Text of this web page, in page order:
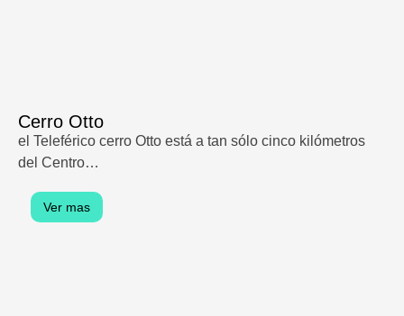
Cerro Otto
el Teleférico cerro Otto está a tan sólo cinco kilómetros
del Centro…
Ver mas